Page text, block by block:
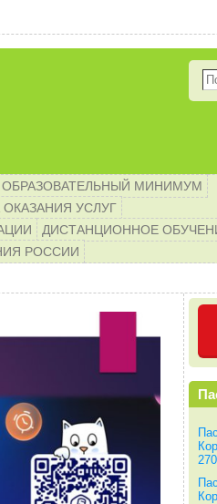
ОБРАЗОВАТЕЛЬНЫЙ МИНИМУМ
УСЛУГ
ДИСТАНЦИОННОЕ
РОССИИ